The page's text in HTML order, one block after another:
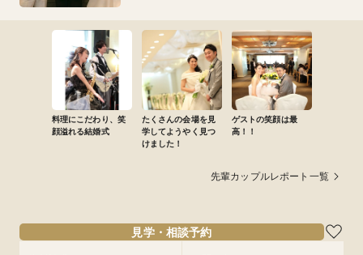
料理にこだわり、笑
顔溢れる結婚式
たくさんの会場を見
学してようやく見つ
けました！
ゲストの笑顔は最
高！！
先輩カップルレポート一覧
見学・相談予約